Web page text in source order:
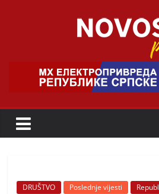
Plus
o
a
DRUŠTVO Poslednje vijesti